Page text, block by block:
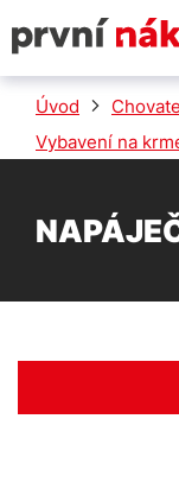
Úvod
Vybavení na